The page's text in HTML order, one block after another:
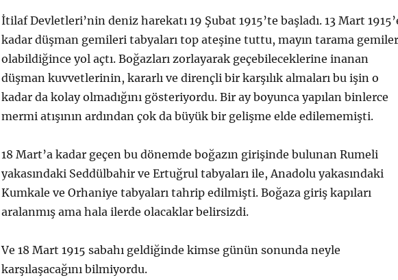
İtilaf Devletleri’nin deniz harekatı 19 Şubat 1915’te başladı. 13 Mart
kadar düşman gemileri tabyaları top ateşine tuttu, mayın tarama
olabildiğince yol açtı. Boğazları zorlayarak geçebileceklerine inanan
düşman kuvvetlerinin, kararlı ve dirençli bir karşılık almaları bu işin o
kadar da kolay olmadığını gösteriyordu. Bir ay boyunca yapılan binlerce
mermi atışının ardından çok da büyük bir gelişme elde edilememişti.
18 Mart’a kadar geçen bu dönemde boğazın girişinde bulunan Rumeli
yakasındaki Seddülbahir ve Ertuğrul tabyaları ile, Anadolu yakasındaki
Kumkale ve Orhaniye tabyaları tahrip edilmişti. Boğaza giriş kapıları
aralanmış ama hala ilerde olacaklar belirsizdi.
Ve 18 Mart 1915 sabahı geldiğinde kimse günün sonunda neyle
karşılaşacağını bilmiyordu.